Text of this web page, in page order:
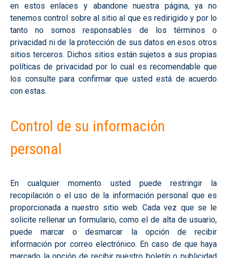
en estos enlaces y abandone nuestra página, ya no
tenemos control sobre al sitio al que es redirigido y por lo
tanto no somos responsables de los términos o
privacidad ni de la protección de sus datos en esos otros
sitios terceros. Dichos sitios están sujetos a sus propias
políticas de privacidad por lo cual es recomendable que
los consulte para confirmar que usted está de acuerdo
con estas.
Control de su información
personal
En cualquier momento usted puede restringir la
recopilación o el uso de la información personal que es
proporcionada a nuestro sitio web. Cada vez que se le
solicite rellenar un formulario, como el de alta de usuario,
puede marcar o desmarcar la opción de recibir
información por correo electrónico. En caso de que haya